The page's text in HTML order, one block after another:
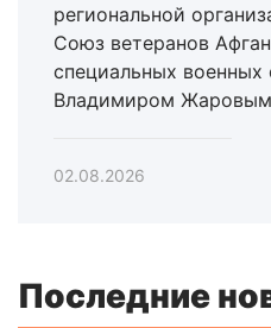
региональной
Союз ветеранов
специальных военных
Владимиром
02.08.2026
Последние